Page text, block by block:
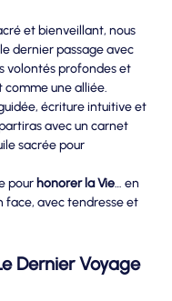
et bienveillant, nous
dernier passage avec
volontés profondes et
une alliée.
écriture intuitive et
avec un carnet
sacrée pour
pour honorer la Vie… en
face, avec tendresse et
Dernier Voyage